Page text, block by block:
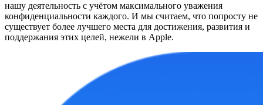
нашу деятельность с учётом максимального уважения
конфиденциальности каждого. И мы считаем, что попросту не
существует более лучшего места для достижения, развития и
поддержания этих целей, нежели в Apple.